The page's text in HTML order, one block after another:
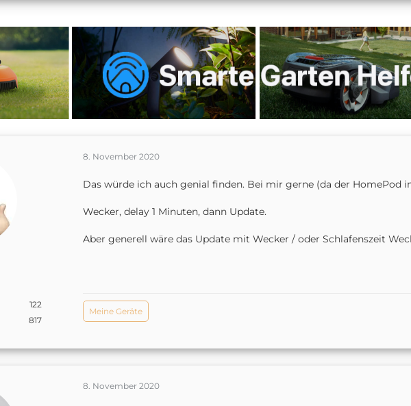
122
817
8. November 2020
Das würde ich auch genial finden. Bei mir gerne (da der HomePod
Wecker, delay 1 Minuten, dann Update.
Aber generell wäre das Update mit Wecker / oder Schlafenszeit
Meine Geräte
8. November 2020